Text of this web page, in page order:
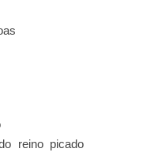
reino picado